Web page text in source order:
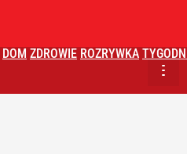
DOM ZDROWIE ROZRYWKA